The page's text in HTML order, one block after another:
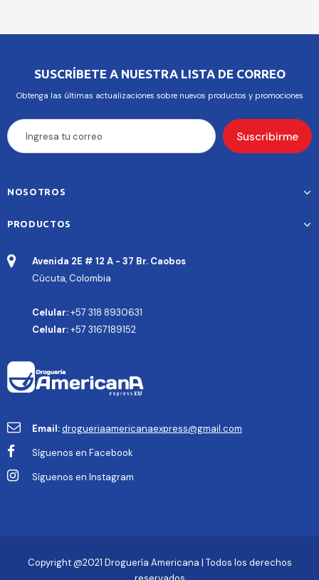
SUSCRÍBETE A NUESTRA LISTA DE CORREO
Obtenga las últimas actualizaciones sobre nuevos productos y promociones
NOSOTROS
PRODUCTOS
Avenida 2E # 12 A - 37 Br. Caobos
Cúcuta, Colombia
Celular:+57 318 8930631
Celular:+57 3167189152
Email:drogueriaamericanaexpress@gmail.com
Síguenos en Facebook
Síguenos en Instagram
Copyright @2021 Droguería Americana | Todos los derechos